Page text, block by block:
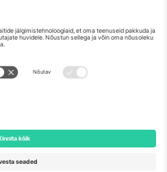
jaoks vaata konkreetse
tingimusi.,